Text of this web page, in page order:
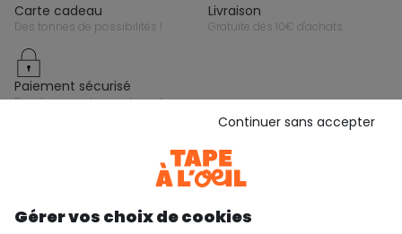
carte cadeau
des tonnes de possibilités !
livraison
gratuite dès 10€ d'achats
paiement sécurisé
par cb, paypal ou carte cadeau
Gardez le contact avec Tape à l’Oeil, inscrivez-
vous à la newsletter !
Je m'inscris
Gérer vos choix de cookies
Continuer sans accepter